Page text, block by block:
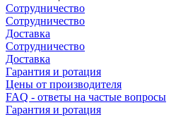
Сотрудничество
Сотрудничество
Доставка
Сотрудничество
Доставка
Гарантия и ротация
Цены от производителя
FAQ - ответы на частые вопросы
Гарантия и ротация